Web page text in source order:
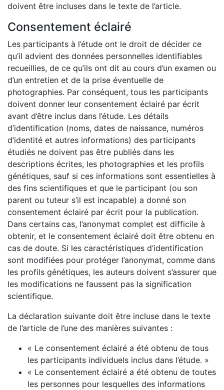
doivent être incluses dans le texte de l’article.
Consentement éclairé
Les participants à l’étude ont le droit de décider ce
qu’il advient des données personnelles identifiables
recueillies, de ce qu’ils ont dit au cours d’un examen ou
d’un entretien et de la prise éventuelle de
photographies. Par conséquent, tous les participants
doivent donner leur consentement éclairé par écrit
avant d’être inclus dans l’étude. Les détails
d’identification (noms, dates de naissance, numéros
d’identité et autres informations) des participants
étudiés ne doivent pas être publiés dans les
descriptions écrites, les photographies et les profils
génétiques, sauf si ces informations sont essentielles à
des fins scientifiques et que le participant (ou son
parent ou tuteur s’il est incapable) a donné son
consentement éclairé par écrit pour la publication.
Dans certains cas, l’anonymat complet est difficile à
obtenir, et le consentement éclairé doit être obtenu en
cas de doute. Si les caractéristiques d’identification
sont modifiées pour protéger l’anonymat, comme dans
les profils génétiques, les auteurs doivent s’assurer que
les modifications ne faussent pas la signification
scientifique.
La déclaration suivante doit être incluse dans le texte
de l’article de l’une des manières suivantes :
« Le consentement éclairé a été obtenu de tous
les participants individuels inclus dans l’étude. »
« Le consentement éclairé a été obtenu de toutes
les personnes pour lesquelles des informations